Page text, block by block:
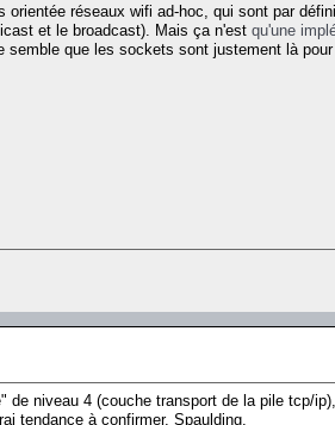
réseaux wifi ad-hoc, qui sont par
et le broadcast). Mais ça n'est qu'une
que les sockets sont justement là pour
niveau 4 (couche transport de la pile tcp/
tendance à confirmer, Spaulding.